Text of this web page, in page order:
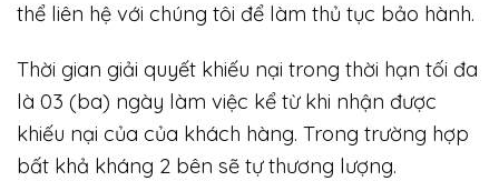
thể liên hệ với chúng tôi để làm thủ tục bảo hành.
Thời gian giải quyết khiếu nại trong thời hạn tối đa
là 03 (ba) ngày làm việc kể từ khi nhận được
khiếu nại của của khách hàng. Trong trường hợp
bất khả kháng 2 bên sẽ tự thương lượng.